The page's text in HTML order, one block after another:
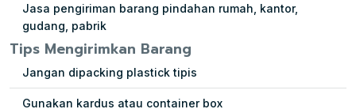
Jasa pengiriman barang pindahan rumah, kantor,
gudang, pabrik
Tips Mengirimkan Barang
Jangan dipacking plastick tipis
Gunakan kardus atau container box